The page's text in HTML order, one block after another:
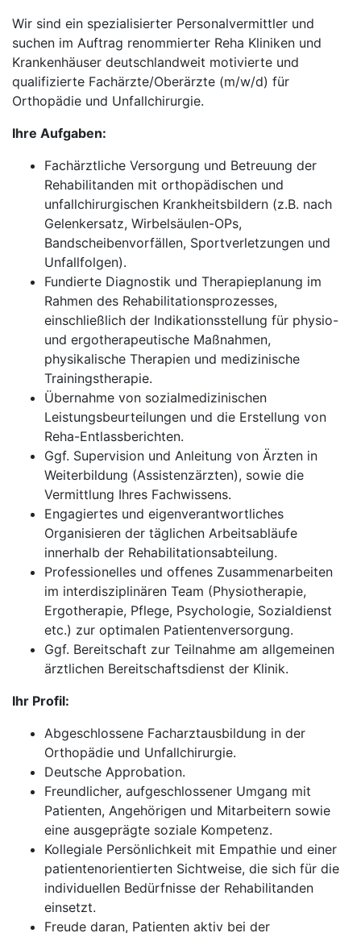
Wir sind ein spezialisierter Personalvermittler und
suchen im Auftrag renommierter Reha Kliniken und
Krankenhäuser deutschlandweit motivierte und
qualifizierte Fachärzte/Oberärzte (m/w/d) für
Orthopädie und Unfallchirurgie.
Ihre Aufgaben:
Fachärztliche Versorgung und Betreuung der
Rehabilitanden mit orthopädischen und
unfallchirurgischen Krankheitsbildern (z.B. nach
Gelenkersatz, Wirbelsäulen-OPs,
Bandscheibenvorfällen, Sportverletzungen und
Unfallfolgen).
Fundierte Diagnostik und Therapieplanung im
Rahmen des Rehabilitationsprozesses,
einschließlich der Indikationsstellung für physio-
und ergotherapeutische Maßnahmen,
physikalische Therapien und medizinische
Trainingstherapie.
Übernahme von sozialmedizinischen
Leistungsbeurteilungen und die Erstellung von
Reha-Entlassberichten.
Ggf. Supervision und Anleitung von Ärzten in
Weiterbildung (Assistenzärzten), sowie die
Vermittlung Ihres Fachwissens.
Engagiertes und eigenverantwortliches
Organisieren der täglichen Arbeitsabläufe
innerhalb der Rehabilitationsabteilung.
Professionelles und offenes Zusammenarbeiten
im interdisziplinären Team (Physiotherapie,
Ergotherapie, Pflege, Psychologie, Sozialdienst
etc.) zur optimalen Patientenversorgung.
Ggf. Bereitschaft zur Teilnahme am allgemeinen
ärztlichen Bereitschaftsdienst der Klinik.
Ihr Profil:
Abgeschlossene Facharztausbildung in der
Orthopädie und Unfallchirurgie.
Deutsche Approbation.
Freundlicher, aufgeschlossener Umgang mit
Patienten, Angehörigen und Mitarbeitern sowie
eine ausgeprägte soziale Kompetenz.
Kollegiale Persönlichkeit mit Empathie und einer
patientenorientierten Sichtweise, die sich für die
individuellen Bedürfnisse der Rehabilitanden
einsetzt.
Freude daran, Patienten aktiv bei der